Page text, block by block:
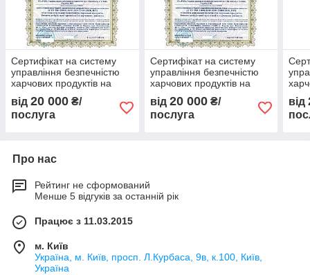
Сертифікат на систему
управління безпечністю
харчових продуктів на
виробництво виробів
хлібобулочних,
кондитерських, кулінарних
від 20 000 ₴/
послуга
Сертифікат на систему
управління безпечністю
харчових продуктів на
виробництво виробів
хлібобулочних,
кондитерських, кулінарних
від 20 000₴/
послуга
від
Про нас
Рейтинг не сформований
Менше 5 відгуків за останній рік
Працює з 11.03.2015
м. Київ
Україна, м. Київ, просп. Л.Курбаса, 9в, к.100, Київ,
Україна